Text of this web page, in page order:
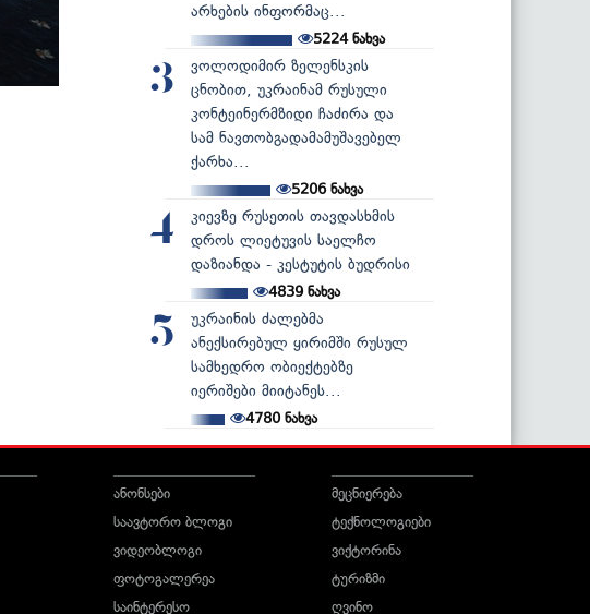
არხების ინფორმაც...
5224ნახვა
3
ვოლოდიმირ ზელენსკის
ცნობით, უკრაინამ რუსული
კონტეინერმზიდი ჩაძირა და
სამ ნავთობგადამამუშავებელ
ქარხა...
5206ნახვა
4
კიევზე რუსეთის თავდასხმის
დროს ლიეტუვის საელჩო
დაზიანდა - კესტუტის ბუდრისი
4839ნახვა
5
უკრაინის ძალებმა
ანექსირებულ ყირიმში რუსულ
სამხედრო ობიექტებზე
იერიშები მიიტანეს...
4780ნახვა
ანონსები
საავტორო ბლოგი
ვიდეობლოგი
ფოტოგალერეა
საინტერესო
მეცნიერება
ტექნოლოგიები
ვიქტორინა
ტურიზმი
ღვინო